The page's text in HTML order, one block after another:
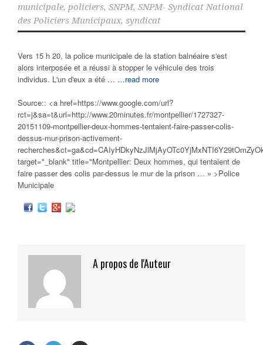
municipale, policiers, SNPM, SNPM- Syndicat National
des Policiers Municipaux, syndicat
Vers 15 h 20, la police municipale de la station balnéaire s'est
alors interposée et a réussi à stopper le véhicule des trois
individus. L'un d'eux a été … …read more
Source:: <a href=https://www.google.com/url?
rct=j&sa=t&url=http://www.20minutes.fr/montpellier/1727327-
20151109-montpellier-deux-hommes-tentaient-faire-passer-colis-
dessus-mur-prison-activement-
target="_blank" title="Montpellier: Deux hommes, qui tentaient de
faire passer des colis par-dessus le mur de la prison … » >Police
Municipale
A propos de l'Auteur